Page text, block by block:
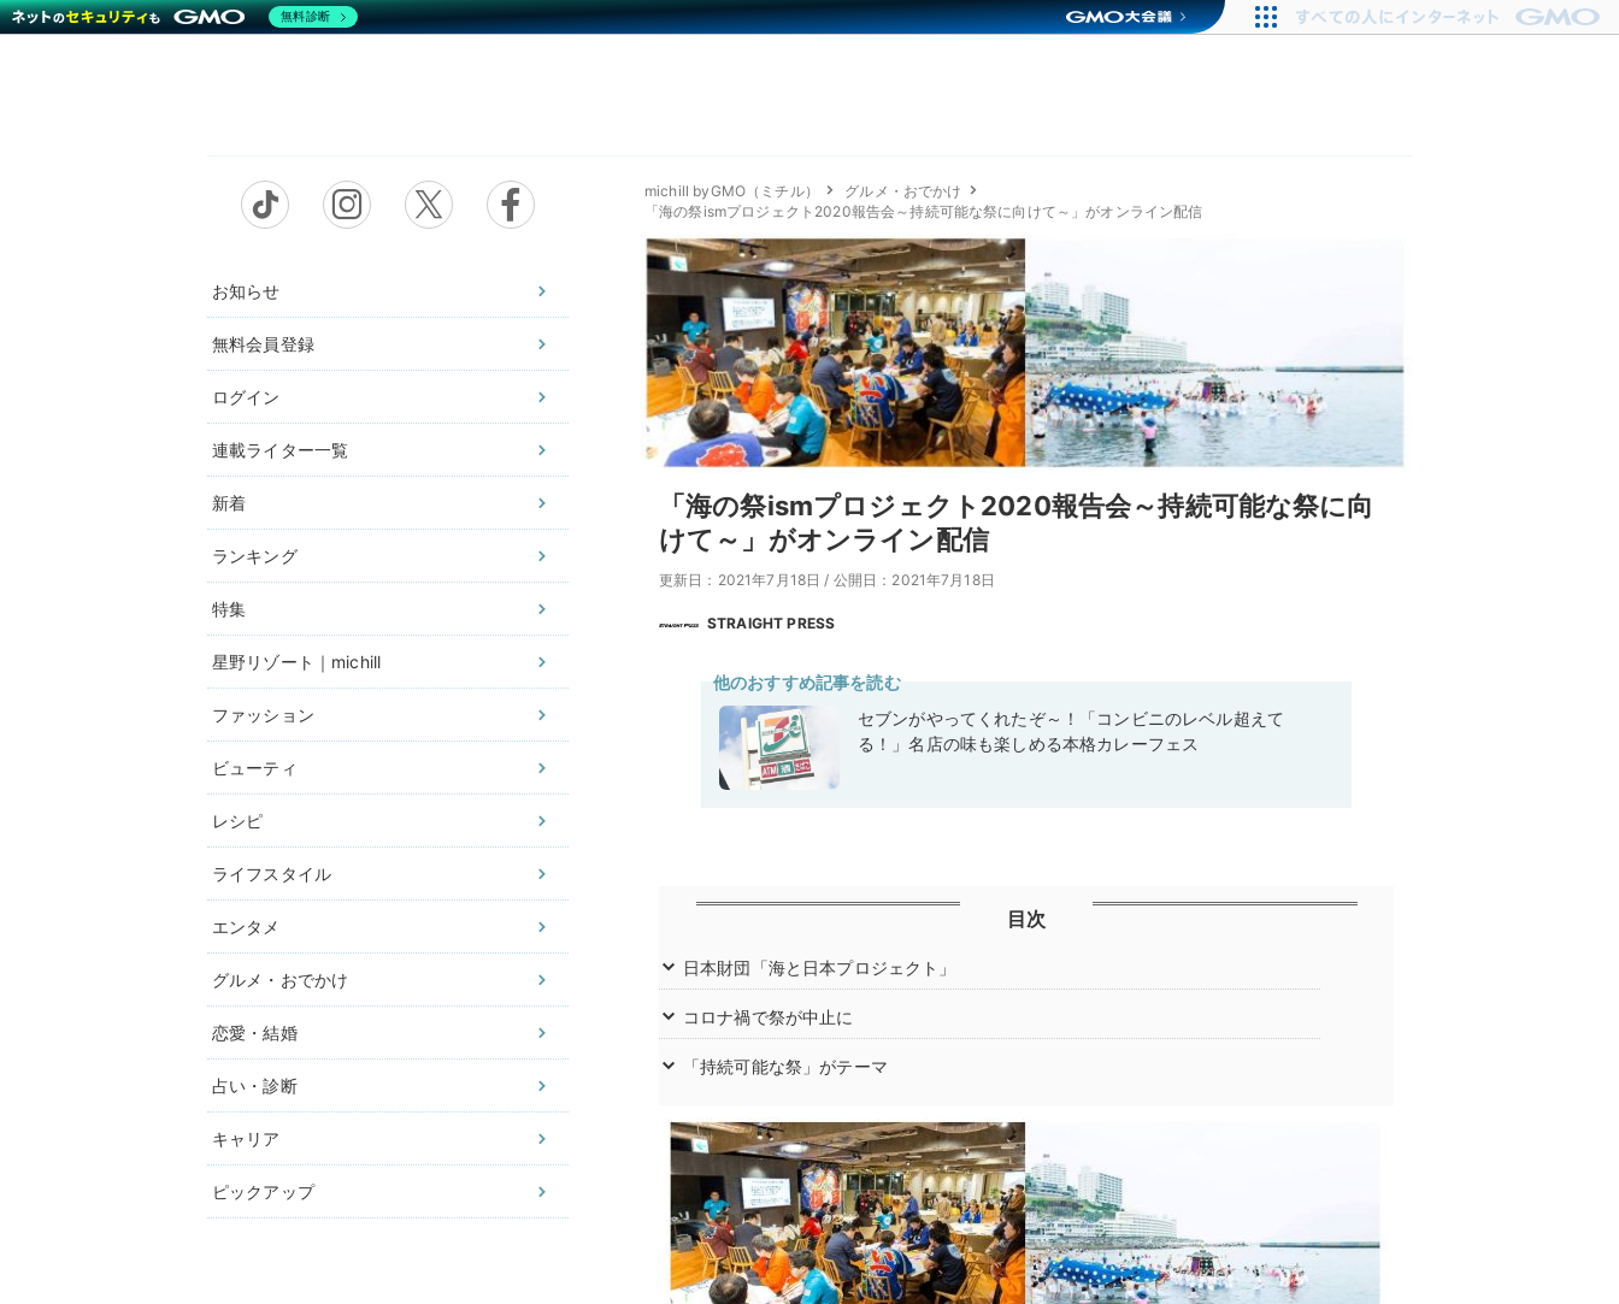
お知らせ
無料会員登録
ログイン
連載ライター一覧
新着
ランキング
特集
星野リゾート｜michill
ファッション
ビューティ
レシピ
ライフスタイル
エンタメ
グルメ・おでかけ
恋愛・結婚
占い・診断
キャリア
ピックアップ
michill byGMO（ミチル）
グルメ・おでかけ
「海の祭ismプロジェクト2020報告会～持続可能な祭に向けて～」がオンライン配信
「海の祭ismプロジェクト2020報告会～持続可能な祭に向
けて～」がオンライン配信
更新日：2021年7月18日 / 公開日：2021年7月18日
STRAIGHT PRESS
他のおすすめ記事を読む
セブンがやってくれたぞ～！「コンビニのレベル超えて
る！」名店の味も楽しめる本格カレーフェス
目次
日本財団「海と日本プロジェクト」
コロナ禍で祭が中止に
「持続可能な祭」がテーマ
無料診断